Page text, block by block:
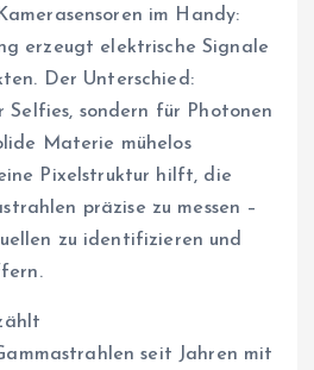
im Handy:
erzeugt elektrische Signale
Der Unterschied:
sondern für Photonen
Materie mühelos
Pixelstruktur hilft, die
präzise zu messen –
zu identifizieren und
seit Jahren mit